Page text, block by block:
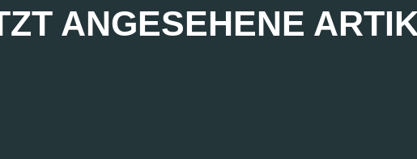
ANGESEHENE